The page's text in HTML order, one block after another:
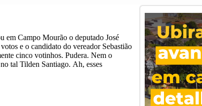
em Campo Mourão o deputado José
e o candidato do vereador Sebastião
cinco votinhos. Pudera. Nem o
tal Tilden Santiago. Ah, esses